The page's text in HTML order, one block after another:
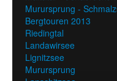
Murursprung -
Bergtouren 2013
Riedingtal
Landawirsee
Lignitzsee
Murursprung